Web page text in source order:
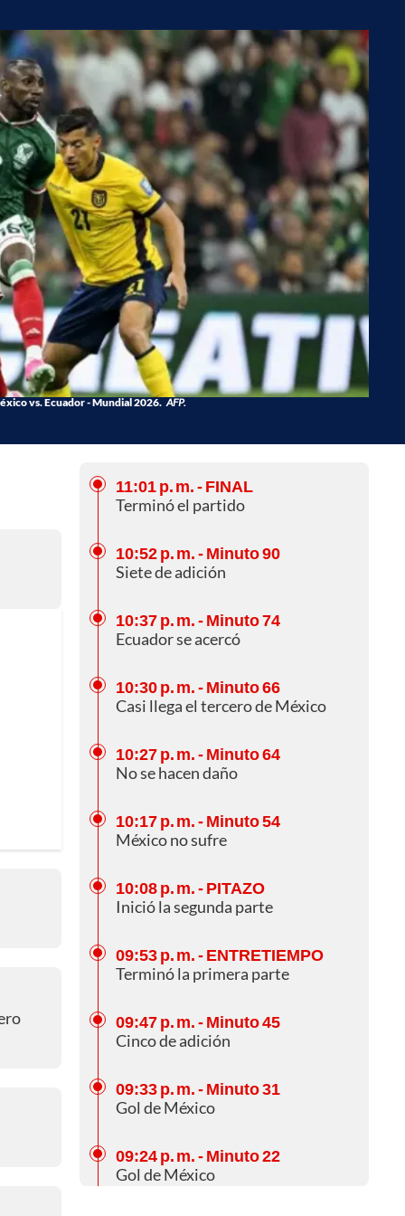
vs. Ecuador - Mundial 2026. AFP.
11:01 p. m.- FINAL
Terminó el partido
10:52 p. m.- Minuto 90
Siete de adición
10:37 p. m.- Minuto 74
Ecuador se acercó
10:30 p. m.- Minuto 66
Casi llega el tercero de México
10:27 p. m.- Minuto 64
No se hacen daño
10:17 p. m.- Minuto 54
México no sufre
10:08 p. m.- PITAZO
Inició la segunda parte
09:53 p. m.- ENTRETIEMPO
Terminó la primera parte
09:47 p. m.- Minuto 45
Cinco de adición
09:33 p. m.- Minuto 31
Gol de México
09:24 p. m.- Minuto 22
Gol de México